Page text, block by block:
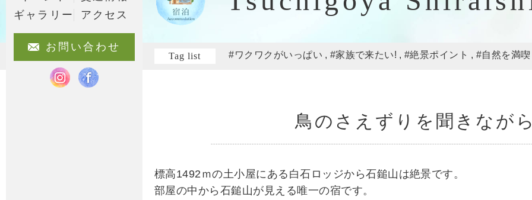
ギャラリー
アクセス
お問い合わせ
Tag list #ワクワクがいっぱい #家族で来たい! #絶景ポイント #自然を満喫
鳥のさえずりを聞きなが
標高1492ｍの土小屋にある白石ロッジから石鎚山は絶景です。
部屋の中から石鎚山が見える唯一の宿です。